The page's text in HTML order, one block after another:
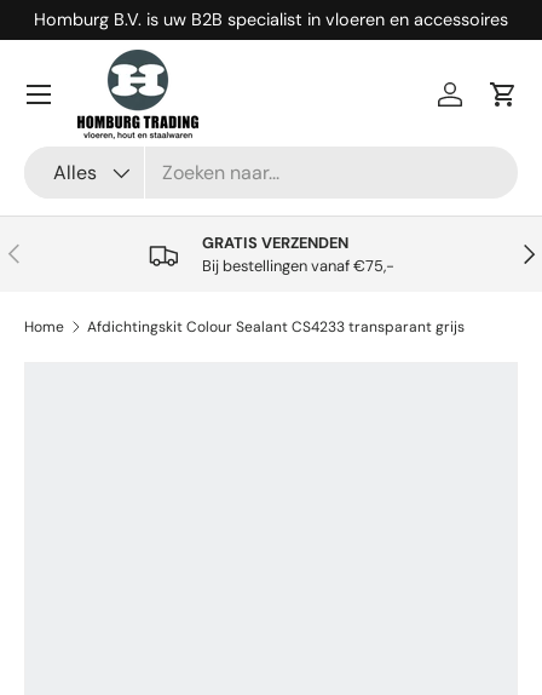
Ga naar inhoud
Homburg B.V. is uw B2B specialist in vloeren en accessoires
Alles
Inloggen
Menu
Vorige
GRATIS VERZENDEN
Bij bestellingen vanaf €75,-
Home Afdichtingskit Colour Sealant CS4233 transparant grijs